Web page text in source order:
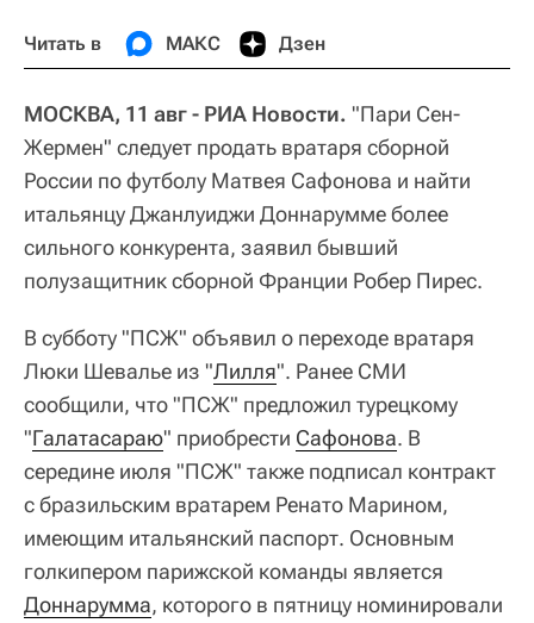
Читать в МАКС Дзен
МОСКВА, 11 авг - РИА Новости. "Пари Сен-
Жермен" следует продать вратаря сборной
России по футболу Матвея Сафонова и найти
итальянцу Джанлуиджи Доннарумме более
сильного конкурента, заявил бывший
полузащитник сборной Франции Робер Пирес.
В субботу "ПСЖ" объявил о переходе вратаря
Люки Шевалье из "Лилля". Ранее СМИ
сообщили, что "ПСЖ" предложил турецкому
"Галатасараю" приобрести Сафонова. В
середине июля "ПСЖ" также подписал контракт
с бразильским вратарем Ренато Марином,
имеющим итальянский паспорт. Основным
голкипером парижской команды является
Доннарумма, которого в пятницу номинировали